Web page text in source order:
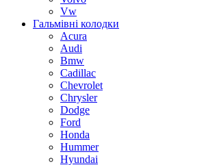
Vw
Гальмівні колодки
Acura
Audi
Bmw
Cadillac
Chevrolet
Chrysler
Dodge
Ford
Honda
Hummer
Hyundai